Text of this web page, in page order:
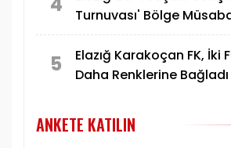
Turnuvası' Bölge
5
Elazığ Karakoçan FK, İki
Daha Renklerine Bağladı
ANKETE KATILIN